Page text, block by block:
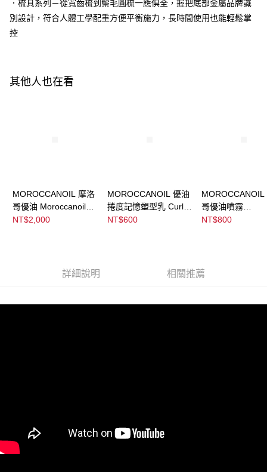
※ 交易是否成功請以「AFTEE先享後付 」之結帳頁面顯示為準，若有關於
是否繳費成功／繳費後需取消欲退款等相關疑問，請聯繫「AFTEE先享後付
客戶支援中心」
易，需依本服務之必要範圍內提供個人資料，並將交易相關給付款項請求債
權轉讓予恩沛科技股份有限公司。
恩沛科技股份有限公司將有權停止該用戶之使用額度並採取法律行動。
．梳具系列－從寬齒梳到鬃毛圓梳一應俱全，握把底部金屬品牌識
別設計，符合人體工學配重方便平衡施力，長時間使用也能輕鬆掌
控
其他人也在看
MOROCCANOIL 摩洛
哥優油 Moroccanoil
Treatment
NT$2,000
MOROCCANOIL 優油
捲度記憶塑型乳 Curl
Defining Cream
NT$600
MOROCCANOIL
哥優油噴霧
Moroccanoil
NT$800
詳細說明 相關推薦